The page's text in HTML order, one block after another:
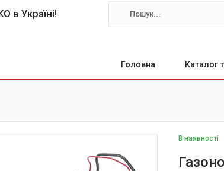
в Україні!
Головна Каталог
В наявності